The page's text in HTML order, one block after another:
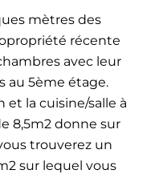
mètres des
récente
avec leur
au 5ème étage.
et la cuisine/salle à
8,5m2 donne sur
trouverez un
sur lequel vous